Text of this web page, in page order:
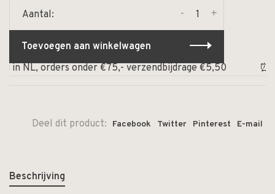
Aantal: +
-
Toevoegen aan winkelwagen
NL, orders onder €75,- verzendbijdrage €5,50
⏰
Deel dit product: Facebook Twitter Pinterest E-mail
Beschrijving